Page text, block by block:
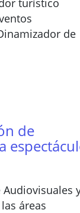
turístico
de
de
Audiovisuales
áreas